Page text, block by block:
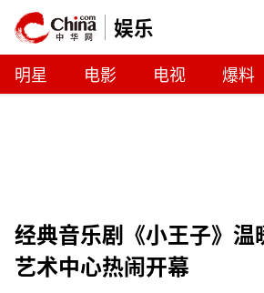
娱乐
明星 电影 电视 爆料
经典音乐剧《小王子》温
艺术中心热闹开幕